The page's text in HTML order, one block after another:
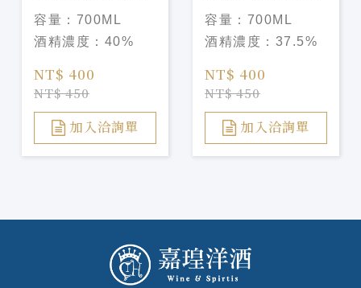
Tovaritch ! Vodka
容量： 700ML
酒精濃度： 40%
NT$ 400
NT$ 450
加入洽詢單
Zubrowka White
Vodka
容量： 700ML
酒精濃度： 37.5%
NT$ 400
NT$ 450
加入洽詢單